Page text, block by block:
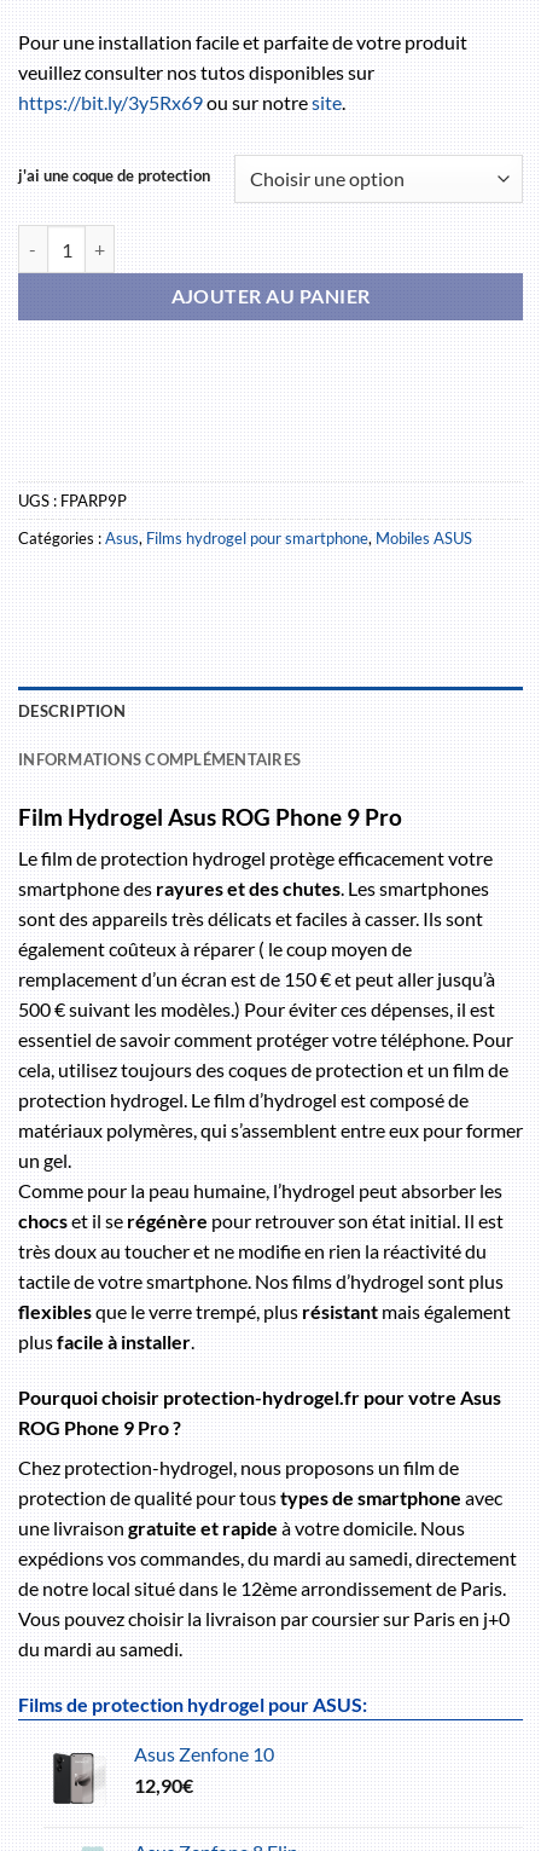
Pour une installation facile et parfaite de votre produit
veuillez consulter nos tutos disponibles sur
https://bit.ly/3y5Rx69ou sur notresite.
j'ai une coque de protection
quantité de Asus ROG Phone 9 Pro
AJOUTER AU PANIER
UGS :FPARP9P
Catégories :Asus,Films hydrogel pour smartphone,Mobiles ASUS
DESCRIPTION
INFORMATIONS COMPLÉMENTAIRES
Film Hydrogel Asus ROG Phone 9 Pro
Le film de protection hydrogel protège efficacement votre
smartphone desrayures et des chutes. Les smartphones
sont des appareils très délicats et faciles à casser. Ils sont
également coûteux à réparer ( le coup moyen de
remplacement d’un écran est de 150 € et peut aller jusqu’à
500 € suivant les modèles.) Pour éviter ces dépenses, il est
essentiel de savoir comment protéger votre téléphone. Pour
cela, utilisez toujours des coques de protection et un film de
protection hydrogel. Le film d’hydrogel est composé de
matériaux polymères, qui s’assemblent entre eux pour former
un gel.
Comme pour la peau humaine, l’hydrogel peut absorber les
chocset il serégénèrepour retrouver son état initial. Il est
très doux au toucher et ne modifie en rien la réactivité du
tactile de votre smartphone. Nos films d’hydrogel sont plus
flexiblesque le verre trempé, plusrésistantmais également
plusfacile à installer.
Pourquoi choisir protection-hydrogel.fr pour votre Asus
ROG Phone 9 Pro ?
Chez protection-hydrogel, nous proposons un film de
protection de qualité pour toustypes de smartphoneavec
une livraisongratuite et rapideà votre domicile. Nous
expédions vos commandes, du mardi au samedi, directement
de notre local situé dans le 12ème arrondissement de Paris.
Vous pouvez choisir la livraison par coursier sur Paris en j+0
du mardi au samedi.
Films de protection hydrogel pour ASUS:
Asus Zenfone 10
12,90€